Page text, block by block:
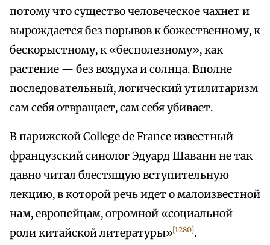
потому что существо человеческое чахнет и
вырождается без порывов к божественному, к
бескорыстному, к «бесполезному», как
растение — без воздуха и солнца. Вполне
последовательный, логический утилитаризм
сам себя отвращает, сам себя убивает.
В парижской College de France известный
французский синолог Эдуард Шаванн не так
давно читал блестящую вступительную
лекцию, в которой речь идет о малоизвестной
нам, европейцам, огромной «социальной
роли китайской литературы»[1280].